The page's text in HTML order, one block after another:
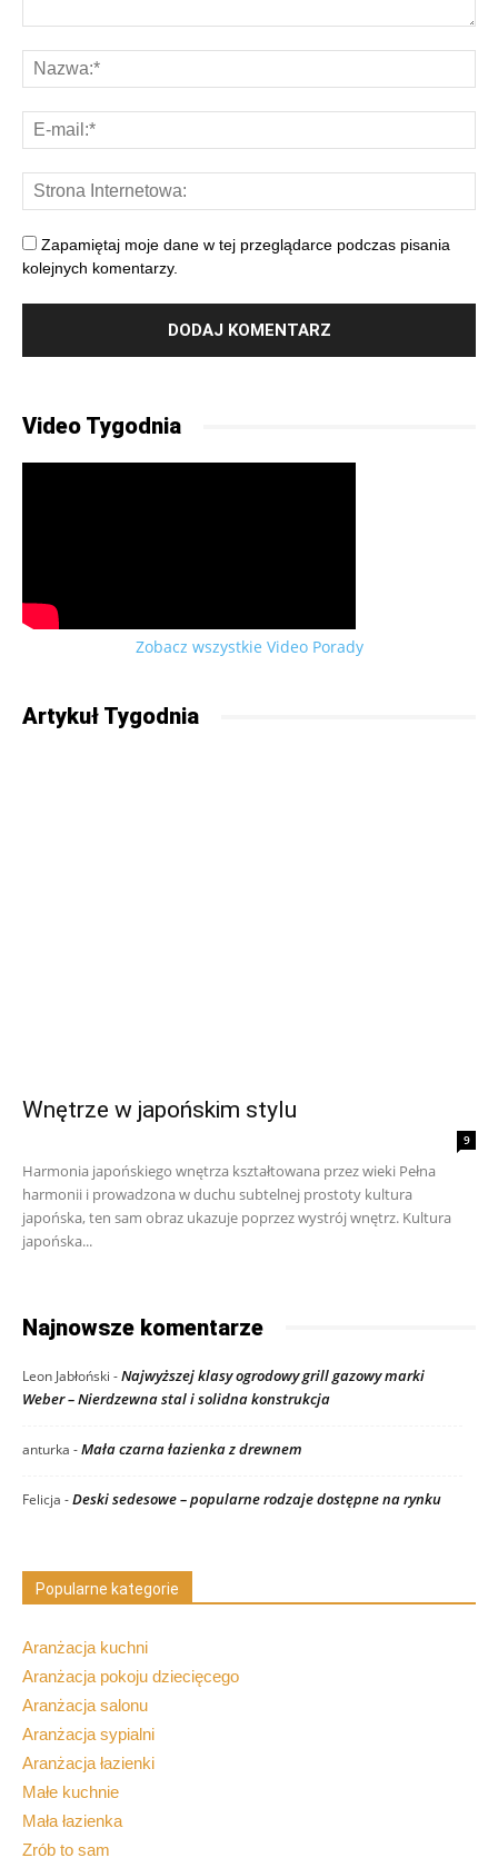
Zapamiętaj moje dane w tej przeglądarce podczas pisania
kolejnych komentarzy.
Video Tygodnia
Zobacz wszystkie Video Porady
Artykuł Tygodnia
Wnętrze w japońskim stylu
9
Harmonia japońskiego wnętrza kształtowana przez wieki Pełna
harmonii i prowadzona w duchu subtelnej prostoty kultura
japońska, ten sam obraz ukazuje poprzez wystrój wnętrz. Kultura
japońska...
Najnowsze komentarze
Leon Jabłoński -Najwyższej klasy ogrodowy grill gazowy marki
Weber – Nierdzewna stal i solidna konstrukcja
anturka -Mała czarna łazienka z drewnem
Felicja -Deski sedesowe – popularne rodzaje dostępne na rynku
Popularne kategorie
Aranżacja kuchni
Aranżacja pokoju dziecięcego
Aranżacja salonu
Aranżacja sypialni
Aranżacja łazienki
Małe kuchnie
Mała łazienka
Zrób to sam